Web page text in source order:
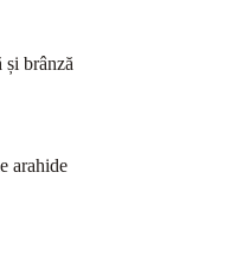
și brânză
arahide